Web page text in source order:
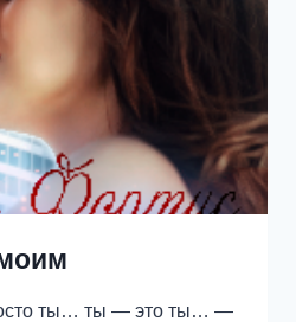
ты… ты — это ты… —